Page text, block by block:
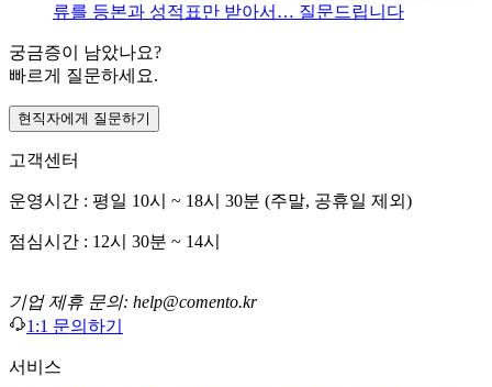
류를 등본과 성적표만 받아서… 질문드립니다
궁금증이 남았나요?
빠르게 질문하세요.
현직자에게 질문하기
고객센터
운영시간 : 평일 10시 ~ 18시 30분 (주말, 공휴일 제외)
점심시간 : 12시 30분 ~ 14시
기업 제휴 문의: help@comento.kr
1:1 문의하기
서비스